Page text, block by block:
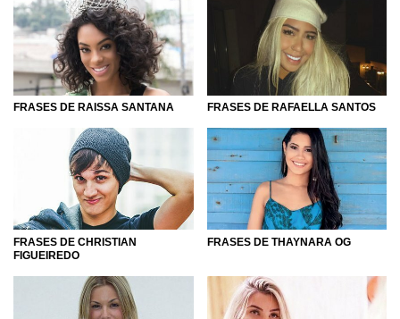
FRASES DE RAISSA SANTANA FRASES DE RAFAELLA SANTOS
FRASES DE CHRISTIAN
FIGUEIREDO
FRASES DE THAYNARA OG